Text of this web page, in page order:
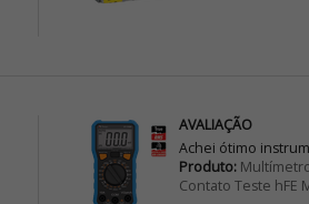
AVALIAÇÃO
Achei ótimo
Produto:Multímetro
Contato Teste hFE